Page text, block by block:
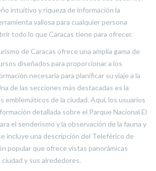
intuitivo y riqueza de información la
valiosa para cualquier persona
todo lo que Caracas tiene para ofrecer.
de Caracas ofrece una amplia gama de
diseñados para proporcionar a los
necesaria para planificar su viaje a la
de las secciones más destacadas es la
emblemáticos de la ciudad. Aquí, los usuarios
detallada sobre el Parque Nacional El
el senderismo y la observación de la fauna y
incluye una descripción del Teleférico de
popular que ofrece vistas panorámicas
y sus alrededores.